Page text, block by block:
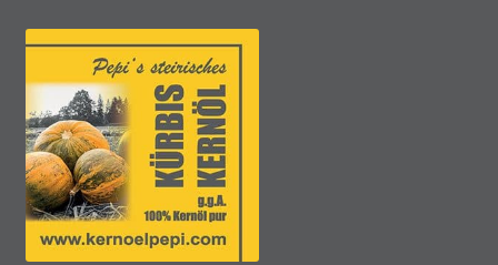
Zur
Navigation
springen
Zum
springen